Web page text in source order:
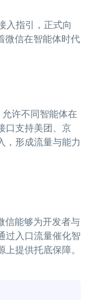
入指引，正式向
微信在智能体时代
许不同智能体在
口支持美团、京
，形成流量与能力
信能够为开发者与
过入口流量催化智
提供托底保障。